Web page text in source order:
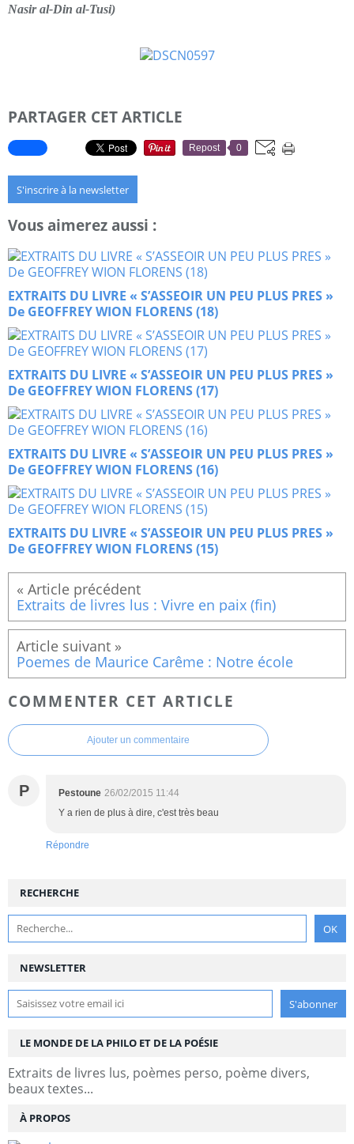
Nasir al-Din al-Tusi)
PARTAGER CET ARTICLE
Repost 0
S'inscrire à la newsletter
Vous aimerez aussi :
EXTRAITS DU LIVRE « S’ASSEOIR UN PEU PLUS PRES »
De GEOFFREY WION FLORENS (18)
EXTRAITS DU LIVRE « S’ASSEOIR UN PEU PLUS PRES »
De GEOFFREY WION FLORENS (17)
EXTRAITS DU LIVRE « S’ASSEOIR UN PEU PLUS PRES »
De GEOFFREY WION FLORENS (16)
EXTRAITS DU LIVRE « S’ASSEOIR UN PEU PLUS PRES »
De GEOFFREY WION FLORENS (15)
Extraits de livres lus : Vivre en paix (fin)
Poemes de Maurice Carême : Notre école
COMMENTER CET ARTICLE
Ajouter un commentaire
P Pestoune 26/02/2015 11:44
Y a rien de plus à dire, c'est très beau
Répondre
NEWSLETTER
RECHERCHE
LE MONDE DE LA PHILO ET DE LA POÉSIE
Extraits de livres lus, poèmes perso, poème divers,
beaux textes...
À PROPOS